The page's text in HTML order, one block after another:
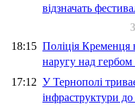
відзначать
18:15 Поліція Кременця
наругу над гербом
17:12 У Тернополі
інфраструктури